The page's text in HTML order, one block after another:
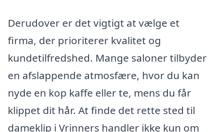
Derudover er det vigtigt at vælge et
firma, der prioriterer kvalitet og
kundetilfredshed. Mange saloner tilbyder
en afslappende atmosfære, hvor du kan
nyde en kop kaffe eller te, mens du får
klippet dit hår. At finde det rette sted til
dameklip i Vrinners handler ikke kun om